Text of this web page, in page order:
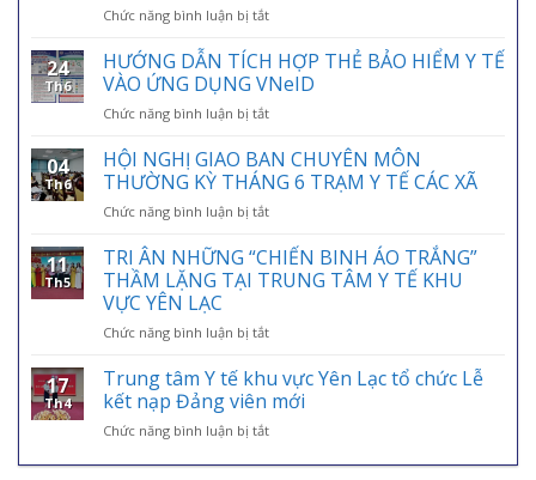
Chức năng bình luận bị tắtở
ỨNG
NGÀY
BẢO
HIỂM
TẾ
VIỆT
01/7:
HIỂM
Y
ĐIỂM
AN
SINH,
KHÓA
BẢO
24
Th6
HƯỚNG DẪN TÍCH HỢP THẺ BẢO HIỂM Y TẾ
VÀO ỨNG DỤNG VNeID
Chức năng bình luận bị tắtở
DẪN
TÍCH
HỢP
THẺ
HIỂM
Y
ỨNG
VNeID
04
Th6
HỘI NGHỊ GIAO BAN CHUYÊN MÔN
THƯỜNG KỲ THÁNG 6 TRẠM Y TẾ CÁC XÃ
Chức năng bình luận bị tắtở
NGHỊ
GIAO
BAN
MÔN
KỲ
THÁNG
6
TRẠM
11
Th5
TRI ÂN NHỮNG “CHIẾN BINH ÁO TRẮNG”
THẦM LẶNG TẠI TRUNG TÂM Y TẾ KHU
VỰC YÊN LẠC
Chức năng bình luận bị tắtở
ÂN
NHỮNG
“CHIẾN
BINH
17
Th4
Trung tâm Y tế khu vực Yên Lạc tổ chức Lễ
kết nạp Đảng viên mới
Chức năng bình luận bị tắtở
tâm